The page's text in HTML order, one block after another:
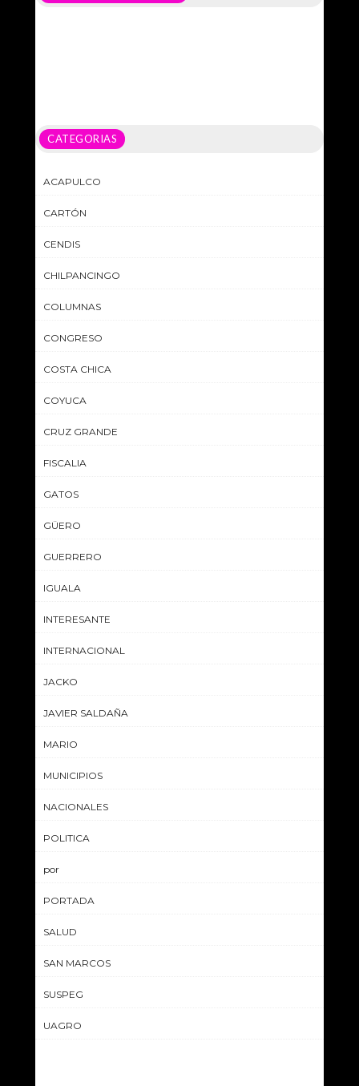
CATEGORIAS
ACAPULCO
CARTÓN
CENDIS
CHILPANCINGO
COLUMNAS
CONGRESO
COSTA CHICA
COYUCA
CRUZ GRANDE
FISCALIA
GATOS
GÜERO
GUERRERO
IGUALA
INTERESANTE
INTERNACIONAL
JACKO
JAVIER SALDAÑA
MARIO
MUNICIPIOS
NACIONALES
POLITICA
por
PORTADA
SALUD
SAN MARCOS
SUSPEG
UAGRO